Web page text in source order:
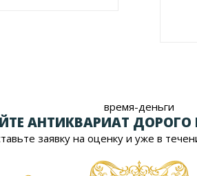
время-деньги
АНТИКВАРИАТ
заявку на оценку и уже в